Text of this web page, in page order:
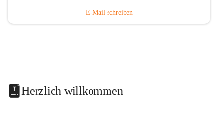
E-Mail schreiben
Herzlich willkommen